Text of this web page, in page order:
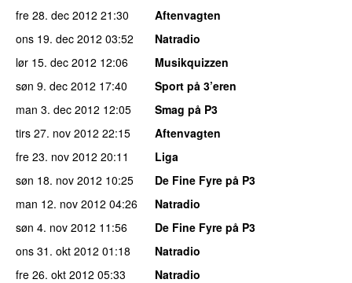
fre 28. dec 2012 21:30
Aftenvagten
ons 19. dec 2012 03:52
Natradio
lør 15. dec 2012 12:06
Musikquizzen
søn 9. dec 2012 17:40
Sport på 3’eren
man 3. dec 2012 12:05
Smag på P3
tirs 27. nov 2012 22:15
Aftenvagten
fre 23. nov 2012 20:11
Liga
søn 18. nov 2012 10:25
De Fine Fyre på P3
man 12. nov 2012 04:26
Natradio
søn 4. nov 2012 11:56
De Fine Fyre på P3
ons 31. okt 2012 01:18
Natradio
fre 26. okt 2012 05:33
Natradio